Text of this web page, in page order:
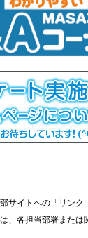
サイトへの「リンク
、各担当部署または